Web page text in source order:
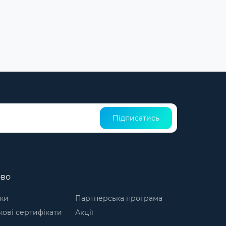
Підписатись
сертифікати
Партнерська програма
Акції